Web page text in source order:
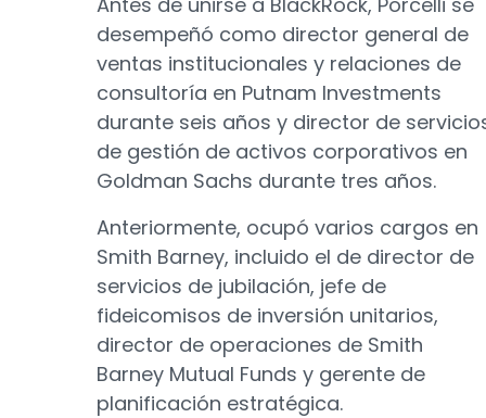
desempeñó como director general de
ventas institucionales y relaciones de
consultoría en Putnam Investments
durante seis años y director de
de gestión de activos corporativos en
Goldman Sachs durante tres años.
Anteriormente, ocupó varios cargos en
Smith Barney, incluido el de director de
servicios de jubilación, jefe de
fideicomisos de inversión unitarios,
director de operaciones de Smith
Barney Mutual Funds y gerente de
planificación estratégica.